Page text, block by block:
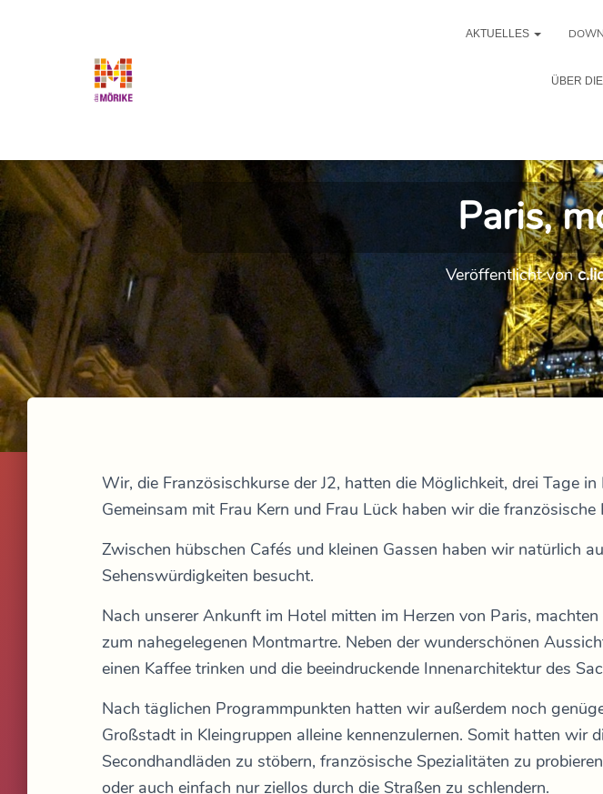
AKTUELLES
ÜBER
Paris,
Veröffentlicht von
Wir, die Französischkurse der J2, hatten die Möglichkeit, drei Tage
Gemeinsam mit Frau Kern und Frau Lück haben wir die
Zwischen hübschen Cafés und kleinen Gassen haben wir natürlich
Sehenswürdigkeiten besucht.
Nach unserer Ankunft im Hotel mitten im Herzen von Paris,
zum nahegelegenen Montmartre. Neben der wunderschönen
einen Kaffee trinken und die beeindruckende Innenarchitektur des
Nach täglichen Programmpunkten hatten wir außerdem noch
Großstadt in Kleingruppen alleine kennenzulernen. Somit hatten wir
Secondhandläden zu stöbern, französische Spezialitäten zu
oder auch einfach nur ziellos durch die Straßen zu schlendern.